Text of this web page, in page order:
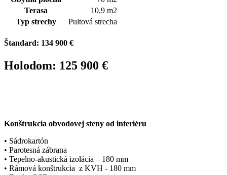
Terasa
10,9 m2
Typ strechy
Pultová strecha
Štandard: 134 900 €
Holodom: 125 900 €
Konštrukcia obvodovej steny od interiéru
• Sádrokartón
• Parotesná zábrana
• Tepelno-akustická izolácia – 180 mm
• Rámová konštrukcia z KVH - 180 mm